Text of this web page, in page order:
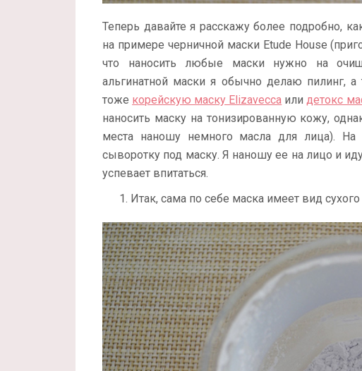
Теперь давайте я расскажу более подробно,
на примере черничной маски Etude House
что наносить любые маски нужно на
альгинатной маски я обычно делаю пилинг,
тоже корейскую маску Elizavecca илидетокс
наносить маску на тонизированную кожу,
места наношу немного масла для лица).
сыворотку под маску. Я наношу ее на лицо и
успевает впитаться.
Итак, сама по себе маска имеет вид